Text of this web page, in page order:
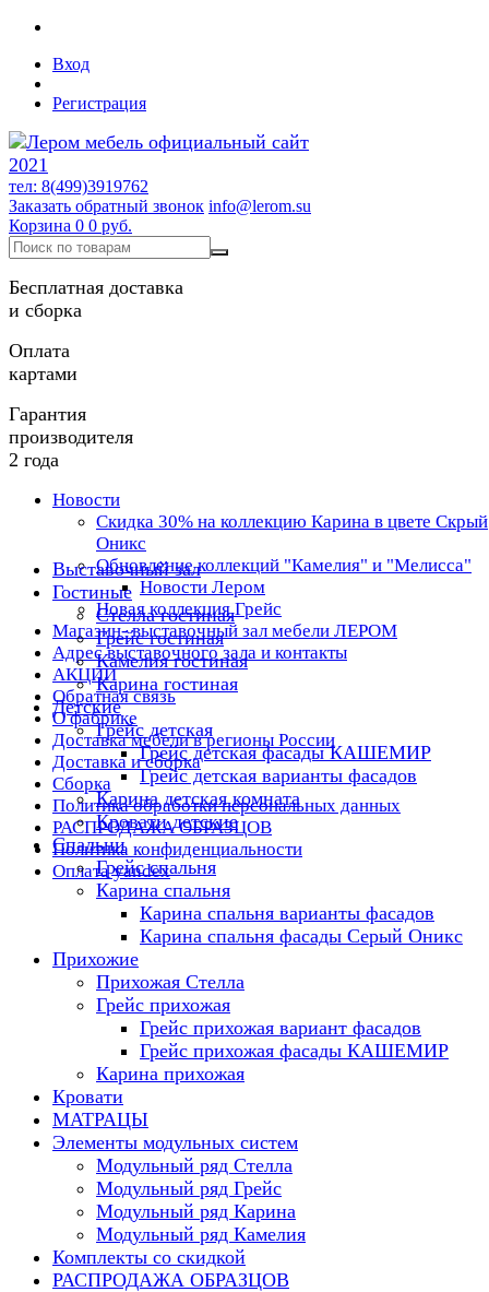
Вход
Регистрация
тел: 8(499)3919762
Заказать обратный звонок info@lerom.su
Корзина 0 0 руб.
Бесплатная доставка
и сборка
Оплата
картами
Гарантия
производителя
2 года
Новости
Скидка 30% на коллекцию Карина в цвете Скрый
Оникс
Обновление коллекций "Камелия" и "Мелисса"
Новости Лером
Новая коллекция Грейс
Магазин- выставочный зал мебели ЛЕРОМ
Адрес выставочного зала и контакты
АКЦИИ
Обратная связь
О фабрике
Доставка мебели в регионы России
Доставка и сборка
Сборка
Политика обработки персональных данных
РАСПРОДАЖА ОБРАЗЦОВ
Политика конфиденциальности
Оплата yandex
Выставочный зал
Гостиные
Стелла гостиная
Грейс гостиная
Камелия гостиная
Карина гостиная
Детские
Грейс детская
Грейс детская фасады КАШЕМИР
Грейс детская варианты фасадов
Карина детская комната
Кровати детские
Спальни
Грейс спальня
Карина спальня
Карина спальня варианты фасадов
Карина спальня фасады Серый Оникс
Прихожие
Прихожая Стелла
Грейс прихожая
Грейс прихожая вариант фасадов
Грейс прихожая фасады КАШЕМИР
Карина прихожая
Кровати
МАТРАЦЫ
Элементы модульных систем
Модульный ряд Стелла
Модульный ряд Грейс
Модульный ряд Карина
Модульный ряд Камелия
Комплекты со скидкой
РАСПРОДАЖА ОБРАЗЦОВ